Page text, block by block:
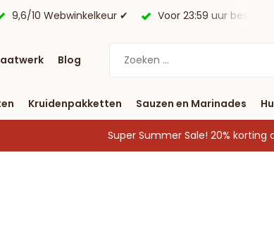
23:59 uur besteld, morgen in huis*. Gratis
Blog
Kruidenpakketten Sauzen en Marinades
Super Summer Sale! 20% korting